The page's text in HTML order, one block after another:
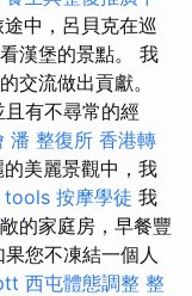
途中，呂貝克在巡
漢堡的景點。 我
交流做出貢獻。
有不尋常的經
潘 整復所 香港轉
美麗景觀中，我
tools 按摩學徒 我
的家庭房，早餐豐
您不凍結一個人
西屯體態調整 整